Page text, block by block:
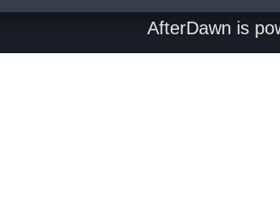
AfterDawn is